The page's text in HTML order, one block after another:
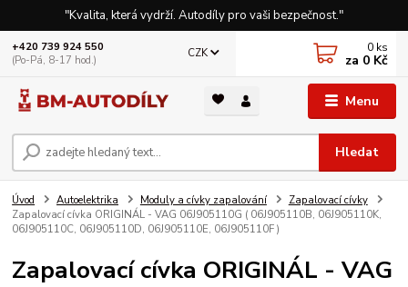
"Kvalita, která vydrží. Autodíly pro vaši bezpečnost."
Menu
CZK
Hledat
+420 739 924 550
(Po-Pá, 8-17 hod.)
0 ks
za 0 Kč
Úvod Autoelektrika Moduly a cívky zapalování
Zapalovací cívky
Zapalovací cívka ORIGINÁL - VAG 06J905110G ( 06J905110B, 06J905110K,
06J905110C, 06J905110D, 06J905110E, 06J905110F )
Zapalovací cívka ORIGINÁL - VAG